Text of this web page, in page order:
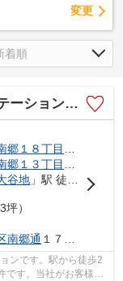
変更
クス イースト棟
郷１８丁目 」駅 徒歩2
郷１３丁目 」駅 徒歩
谷地 」駅 徒歩23分
）
南郷通 １７丁目北8-32
ンです。駅から徒歩2
です。当社がお客様の